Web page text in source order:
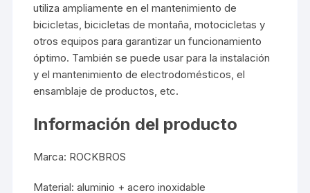
utiliza ampliamente en el mantenimiento de
bicicletas, bicicletas de montaña, motocicletas y
otros equipos para garantizar un funcionamiento
óptimo. También se puede usar para la instalación
y el mantenimiento de electrodomésticos, el
ensamblaje de productos, etc.
Información del producto
Marca: ROCKBROS
Material: aluminio + acero inoxidable